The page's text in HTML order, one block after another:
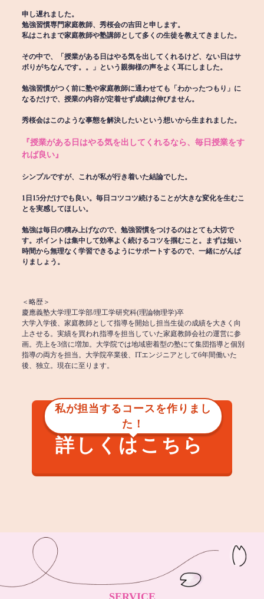
申し遅れました。
勉強習慣専門家庭教師、秀桜会の吉田と申します。
私はこれまで家庭教師や塾講師として多くの生徒を教えてきました。
その中で、「授業がある日はやる気を出してくれるけど、ない日はサ
ボりがちなんです。。」という親御様の声をよく耳にしました。
勉強習慣がつく前に塾や家庭教師に通わせても「わかったつもり」に
なるだけで、授業の内容が定着せず成績は伸びません。
秀桜会はこのような事態を解決したいという想いから生まれました。
『授業がある日はやる気を出してくれるなら、毎日授業をす
れば良い』
シンプルですが、これが私が行き着いた結論でした。
1日15分だけでも良い。毎日コツコツ続けることが大きな変化を生むこ
とを実感してほしい。
勉強は毎日の積み上げなので、勉強習慣をつけるのはとても大切で
す。ポイントは集中して効率よく続けるコツを掴むこと。まずは短い
時間から無理なく学習できるようにサポートするので、一緒にがんば
りましょう。
＜略歴＞
慶應義塾大学理工学部/理工学研究科(理論物理学)卒
大学入学後、家庭教師として指導を開始し担当生徒の成績を大きく向
上させる。実績を買われ指導を担当していた家庭教師会社の運営に参
画。売上を3倍に増加。大学院では地域密着型の塾にて集団指導と個別
指導の両方を担当。大学院卒業後、ITエンジニアとして6年間働いた
後、独立。現在に至ります。
私が担当するコースを作りまし
た！
詳しくはこちら
SERVICE